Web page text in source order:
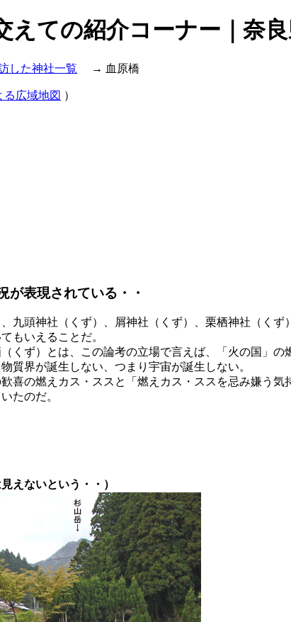
えての紹介コーナー｜奈
した神社一覧 → 血原橋
る広域地図 ）
が表現されている・・
九頭神社（くず）、屑神社（くず）、栗栖神社（くず
もいえることだ。
ず）とは、この論考の立場で言えば、「火の国」の
界が誕生しない、つまり宇宙が誕生しない。
の燃えカス・ススと「燃えカス・ススを忌み嫌う気
たのだ。
えないという・・）